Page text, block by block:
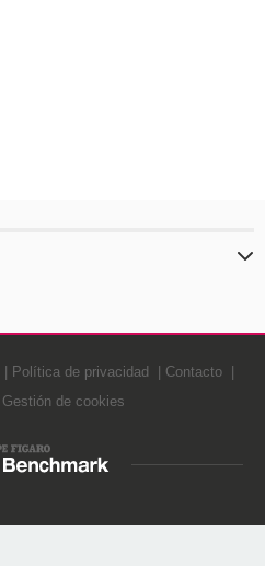
Política de privacidad
Contacto
Gestión de cookies